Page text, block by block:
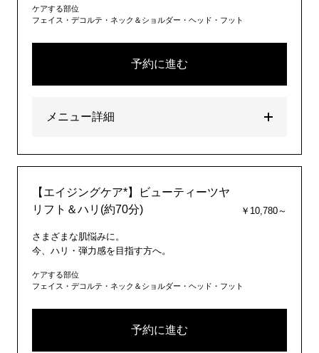
ケアする部位
フェイス・デコルテ・ネック＆ショルダー・ヘッド・フット
予約に進む
メニュー詳細
【エイジングケア*】ビューティーツヤ
リフト＆ハリ(約70分)
￥10,780～
さまざまな肌悩みに。
今、ハリ・弾力感を目指す方へ。
ケアする部位
フェイス・デコルテ・ネック＆ショルダー・ヘッド・フット
予約に進む